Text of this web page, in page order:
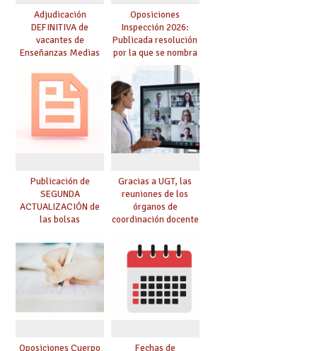
Adjudicación
DEFINITIVA de
vacantes de
Enseñanzas Medias
Oposiciones
Inspección 2026:
Publicada resolución
por la que se nombra
funcionarios/as en
prácticas, se regulan
dichas prácticas y se
convoca acto público
de adjudicación
Publicación de
SEGUNDA
ACTUALIZACIÓN de
las bolsas
Cuerpo de Maestros
de especialidades
convocadas a
oposición
Gracias a UGT, las
reuniones de los
órganos de
coordinación docente
de manera
telemática, sin exigir
presencialidad en el
centro
Oposiciones Cuerpo
Fechas de